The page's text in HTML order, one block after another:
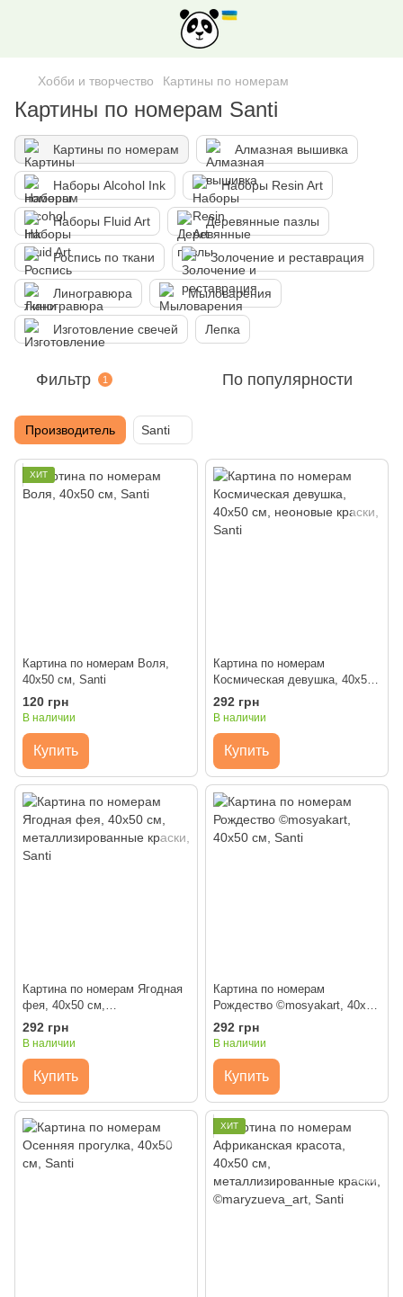
Хобби и творчество Картины по номерам
Картины по номерам Santi
Картины по номерам Алмазная вышивка
Наборы Alcohol Ink Наборы Resin Art
Наборы Fluid Art Деревянные пазлы
Роспись по ткани Золочение и реставрация
Линогравюра Мыловарения
Изготовление свечей Лепка
Фильтр 1 По популярности
Производитель Santi
ХИТ
Картина по номерам Воля,
40х50 см, Santi
120 грн
В наличии
Купить
Картина по номерам
Космическая девушка, 40х50
см, неоновые краски, Santi
292 грн
В наличии
Купить
Картина по номерам Ягодная
фея, 40х50 см,
металлизированные краски,
Santi
292 грн
В наличии
Купить
Картина по номерам
Рождество ©mosyakart, 40х50
см, Santi
292 грн
В наличии
Купить
ХИТ